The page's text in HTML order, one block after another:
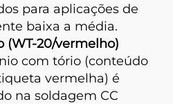
para aplicações de
baixa a média.
(WT-20/vermelho)
com tório (conteúdo
vermelha) é
na soldagem CC